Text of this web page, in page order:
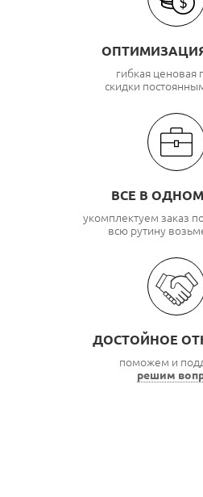
гибкая ценовая
скидки
ВСЕ В
укомплектуем заказ
всю рутину
ДОСТОЙНОЕ
поможем и
решим